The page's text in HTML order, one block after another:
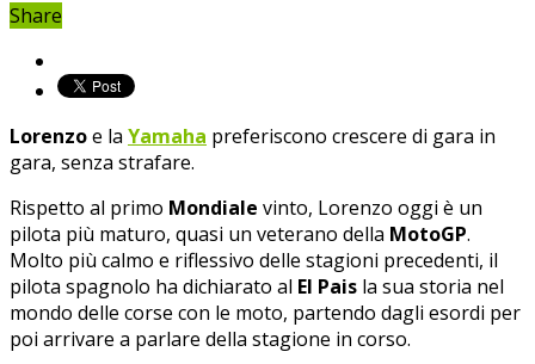
Share
Lorenzoe la Yamaha preferiscono crescere di gara in
gara, senza strafare.
Rispetto al primo Mondiale vinto, Lorenzo oggi è un
pilota più maturo, quasi un veterano della MotoGP.
Molto più calmo e riflessivo delle stagioni precedenti, il
pilota spagnolo ha dichiarato al El Pais la sua storia nel
mondo delle corse con le moto, partendo dagli esordi per
poi arrivare a parlare della stagione in corso.